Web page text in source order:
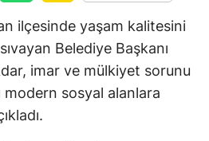
ilçesinde yaşam kalitesini
Belediye Başkanı
imar ve mülkiyet sorunu
sosyal alanlara